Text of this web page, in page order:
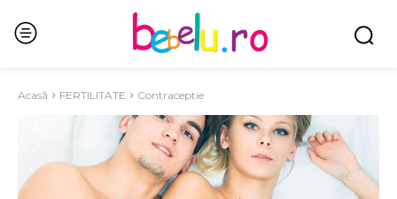
Acasă FERTILITATE Contraceptie